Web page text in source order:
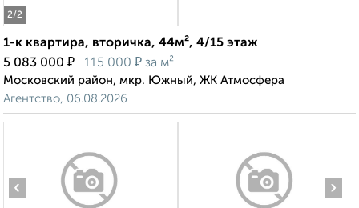
2/2
1-к квартира, вторичка, 44м², 4/15 этаж
5 083 000 ₽ 115 000 ₽ за м²
Московский район, мкр. Южный, ЖК Атмосфера
Агентство, 06.08.2026
‹ ›